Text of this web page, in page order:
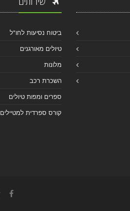
ביטוח נסיעות לחו"ל
טיולים מאורגנים
מלונות
השכרת רכב
ספרים ומפות טיולים
קורס ספרדית למטיילים